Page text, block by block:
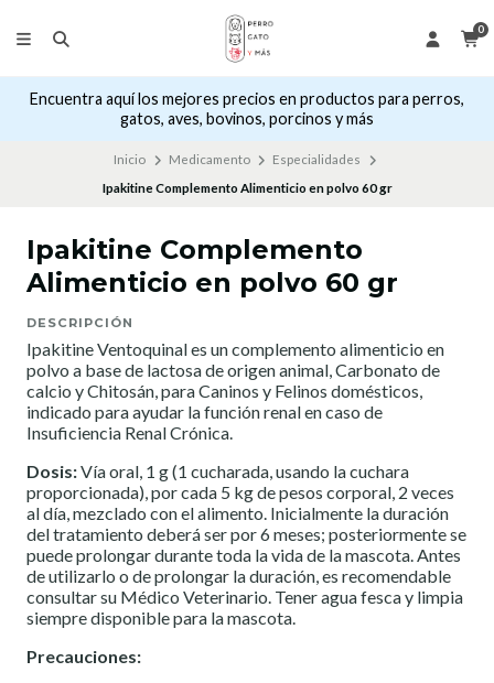
0
Encuentra aquí los mejores precios en productos para perros,
gatos, aves, bovinos, porcinos y más
Inicio Medicamento
Especialidades
Ipakitine Complemento Alimenticio en polvo 60 gr
Ipakitine Complemento
Alimenticio en polvo 60 gr
DESCRIPCIÓN
Ipakitine Ventoquinal es un complemento alimenticio en
polvo a base de lactosa de origen animal, Carbonato de
calcio y Chitosán, para Caninos y Felinos domésticos,
indicado para ayudar la función renal en caso de
Insuficiencia Renal Crónica.
Dosis:Vía oral, 1 g (1 cucharada, usando la cuchara
proporcionada), por cada 5 kg de pesos corporal, 2 veces
al día, mezclado con el alimento. Inicialmente la duración
del tratamiento deberá ser por 6 meses; posteriormente se
puede prolongar durante toda la vida de la mascota. Antes
de utilizarlo o de prolongar la duración, es recomendable
consultar su Médico Veterinario. Tener agua fesca y limpia
siempre disponible para la mascota.
Precauciones: